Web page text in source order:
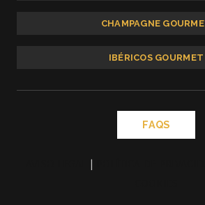
CHAMPAGNE
IBÉRICOS GOURMET
FAQS
|